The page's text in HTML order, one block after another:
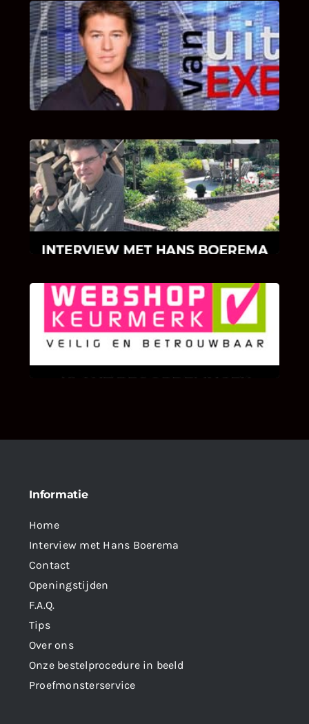
UITSTEL VAN EXECUTIE
Bekijk hier de fragmenten van de deelname
van Bricks and Stones aan dit programma.
INTERVIEW MET HANS BOEREMA
Hoe Bricks and Stones ontstaan is en wat
Hans Boerema motiveert in de wereld van
klinkers en tegels!
KLANT BEOORDELINGEN
We zijn er zeer op gesteld om te weten wat u
als klant van ons en onze diensten vindt.
Informatie
Home
Interview met Hans Boerema
Contact
Openingstijden
F.A.Q.
Tips
Over ons
Onze bestelprocedure in beeld
Proefmonsterservice